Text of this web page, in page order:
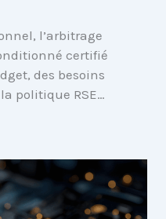
l’arbitrage
certifié
des besoins
politique RSE…